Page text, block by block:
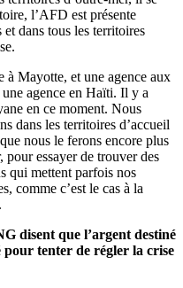
l’AFD est présente
dans tous les territoires
à Mayotte, et une agence aux
agence en Haïti. Il y a
en ce moment. Nous
dans les territoires d’accueil
nous le ferons encore plus
pour essayer de trouver des
qui mettent parfois nos
comme c’est le cas à la
disent que l’argent destiné
pour tenter de régler la crise